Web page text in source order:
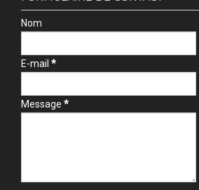
Nom
E-mail *
Message *